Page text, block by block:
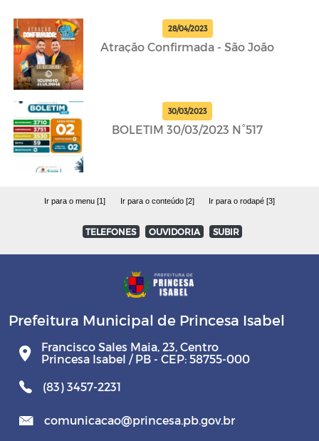
28/04/2023
Atração Confirmada - São João
30/03/2023
BOLETIM 30/03/2023 N°517
Ir para o menu [1] Ir para o conteúdo [2] Ir para o rodapé [3]
TELEFONES OUVIDORIA SUBIR
Prefeitura Municipal de Princesa Isabel
Francisco Sales Maia, 23, Centro
Princesa Isabel / PB - CEP: 58755-000
(83) 3457-2231
comunicacao@princesa.pb.gov.br